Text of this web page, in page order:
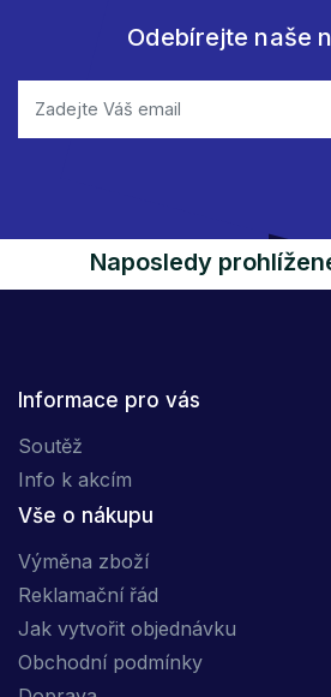
Odebírejte naše
Naposledy
Informace pro vás
Soutěž
Info k akcím
Vše o nákupu
Výměna zboží
Reklamační řád
Jak vytvořit objednávku
Obchodní podmínky